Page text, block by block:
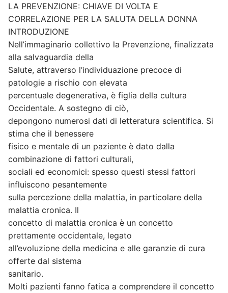
LA PREVENZIONE: CHIAVE DI VOLTA E
CORRELAZIONE PER LA SALUTA DELLA DONNA
INTRODUZIONE
Nell’immaginario collettivo la Prevenzione, finalizzata
alla salvaguardia della
Salute, attraverso l’individuazione precoce di
patologie a rischio con elevata
percentuale degenerativa, è figlia della cultura
Occidentale. A sostegno di ciò,
depongono numerosi dati di letteratura scientifica. Si
stima che il benessere
fisico e mentale di un paziente è dato dalla
combinazione di fattori culturali,
sociali ed economici: spesso questi stessi fattori
influiscono pesantemente
sulla percezione della malattia, in particolare della
malattia cronica. Il
concetto di malattia cronica è un concetto
prettamente occidentale, legato
all’evoluzione della medicina e alle garanzie di cura
offerte dal sistema
sanitario.
Molti pazienti fanno fatica a comprendere il concetto